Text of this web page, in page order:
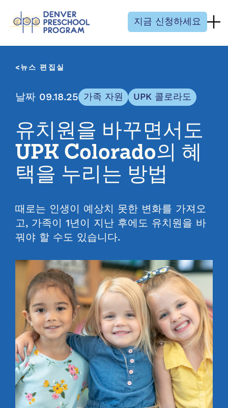
지금 신청하세요
뉴스 편집실
날짜 09.18.25 가족 자원 UPK 콜로라도
유치원을 바꾸면서도
UPK Colorado의 혜
택을 누리는 방법
때로는 인생이 예상치 못한 변화를 가져오
고, 가족이 1년이 지난 후에도 유치원을 바
꿔야 할 수도 있습니다.